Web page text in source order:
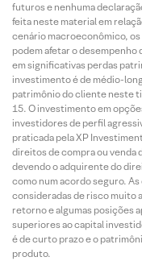
futuros e nenhuma
feita neste material em
cenário macroeconômico,
podem afetar o
em significativas perdas
investimento é de médio-
patrimônio do cliente neste
O investimento em
investidores de perfil
praticada pela XP
direitos de compra ou venda
devendo o adquirente do
como num acordo seguro.
consideradas de risco muito
retorno e algumas posições
superiores ao capital
é de curto prazo e o
produto.